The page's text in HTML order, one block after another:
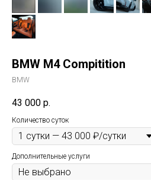
BMW M4 Compitition
BMW
43 000 р.
Количество суток
Дополнительные услуги